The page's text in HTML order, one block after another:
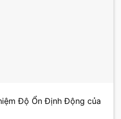
Độ Ổn Định Động của